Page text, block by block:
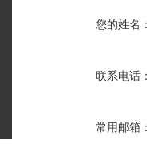
您的姓名
联系电话
常用邮箱